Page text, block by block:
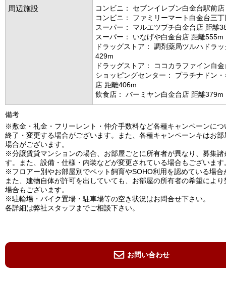
周辺施設
コンビニ： セブンイレブン白金台駅前
コンビニ： ファミリーマート白金台三
スーパー： マルエツプチ白金台店 距離
スーパー： いなげや白金台店 距離555m
ドラッグストア： 調剤薬局ツルハドラ
429m
ドラッグストア： ココカラファイン白
ショッピングセンター： プラチナドン
店 距離406m
飲食店： バーミヤン白金台店 距離379m
備考
※敷金・礼金・フリーレント・仲介手数料など各種キャンペーンにつ
終了・変更する場合がございます。また、各種キャンペーンキはお
場合がございます。
※分譲賃貸マンションの場合、お部屋ごとに所有者が異なり、募集諸
す。また、設備・仕様・内装などが変更されている場合もございます
※フロアー別やお部屋別でペット飼育やSOHO利用を認めている場合
また、建物自体が許可を出していても、お部屋の所有者の希望によ
場合もございます。
※駐輪場・バイク置場・駐車場等の空き状況はお問合せ下さい。
各詳細は弊社スタッフまでご相談下さい。
お問い合わせ